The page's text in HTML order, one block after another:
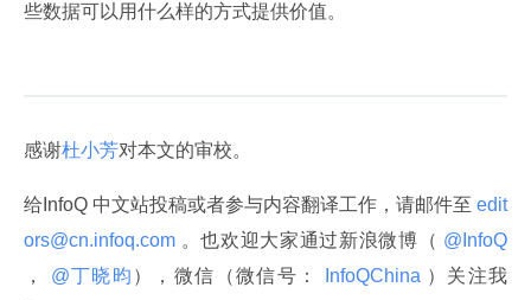
些数据可以用什么样的方式提供价值。
感谢杜小芳对本文的审校。
给InfoQ 中文站投稿或者参与内容翻译工作，请邮件至 edit
ors@cn.infoq.com 。也欢迎大家通过新浪微博（
，
@丁晓昀 ），微信（微信号： InfoQChina ）关注我